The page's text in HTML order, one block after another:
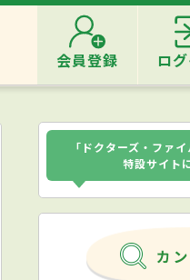
会員登録 ロ
「ドクターズ・ファ
特設サイト